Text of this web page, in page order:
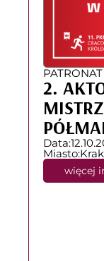
2.
Data:
Miasto:
więcej